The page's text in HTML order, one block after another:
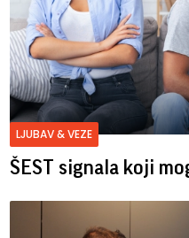
LJUBAV & VEZE
ŠEST signala koji